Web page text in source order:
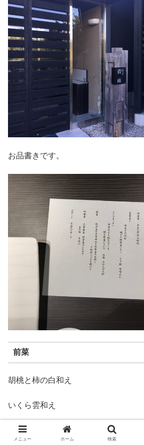
お品書きです。
前菜
胡桃と柿の白和え
いくら雲和え
蓮根チップ
メニュー ホーム 検索